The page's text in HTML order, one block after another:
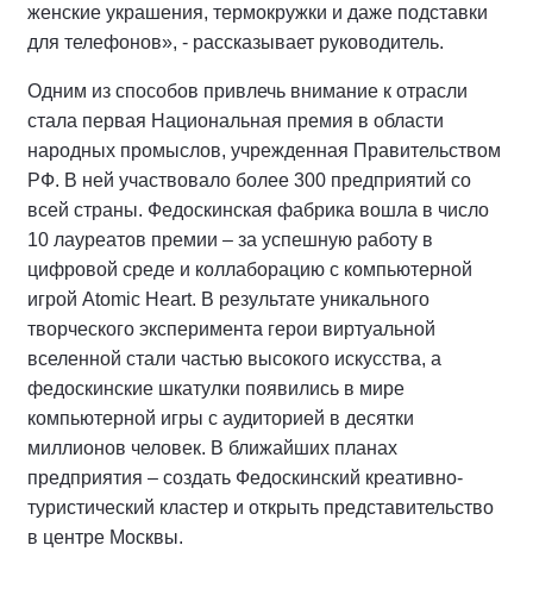
женские украшения, термокружки и даже подставки
для телефонов», - рассказывает руководитель.
Одним из способов привлечь внимание к отрасли
стала первая Национальная премия в области
народных промыслов, учрежденная Правительством
РФ. В ней участвовало более 300 предприятий со
всей страны. Федоскинская фабрика вошла в число
10 лауреатов премии – за успешную работу в
цифровой среде и коллаборацию с компьютерной
игрой Atomic Heart. В результате уникального
творческого эксперимента герои виртуальной
вселенной стали частью высокого искусства, а
федоскинские шкатулки появились в мире
компьютерной игры с аудиторией в десятки
миллионов человек. В ближайших планах
предприятия – создать Федоскинский креативно-
туристический кластер и открыть представительство
в центре Москвы.